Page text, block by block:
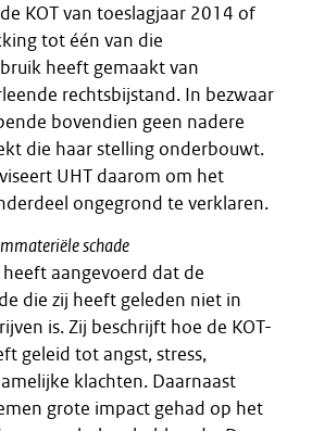
KOT van toeslagjaar 2014 of
tot één van die
heeft gemaakt van
rechtsbijstand. In bezwaar
bovendien geen nadere
die haar stelling onderbouwt.
UHT daarom om het
ongegrond te verklaren.
schade
aangevoerd dat de
die zij heeft geleden niet in
is. Zij beschrijft hoe de KOT-
geleid tot angst, stress,
klachten. Daarnaast
grote impact gehad op het